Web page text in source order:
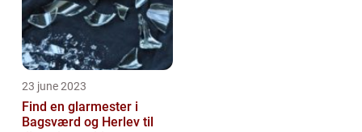
23 june 2023
Find en glarmester i
Bagsværd og Herlev til